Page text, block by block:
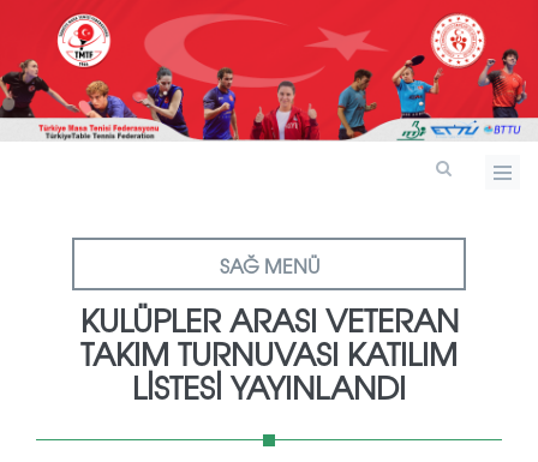
SAĞ MENÜ
KULÜPLER ARASI VETERAN
TAKIM TURNUVASI KATILIM
LISTESI YAYINLANDI